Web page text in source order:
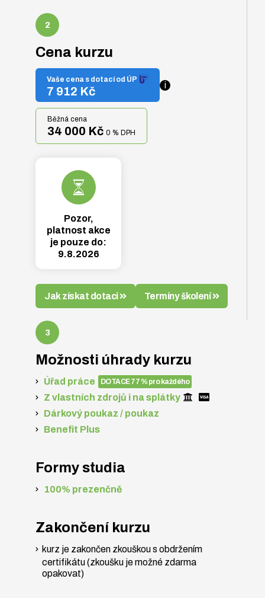
Cena kurzu
Vaše cena s dotací od ÚP
7 912 Kč i
Běžná cena
34 000 Kč 0 % DPH
Pozor,
platnost akce
je pouze do:
9.8.2026
Jak získat dotaci Termíny školení
Možnosti úhrady kurzu
Úřad práce DOTACE 77 % pro každého
Z vlastních zdrojů i na splátky
Dárkový poukaz / poukaz
Benefit Plus
Formy studia
100% prezenčně
Zakončení kurzu
kurz je zakončen zkouškou s obdržením
certifikátu (zkoušku je možné zdarma
opakovat)